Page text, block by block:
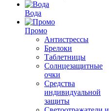
Вода
Промо
Антистрессы
Брелоки
Таблетницы
Солнцезащитные
очки
Средства
индивидуальной
защиты